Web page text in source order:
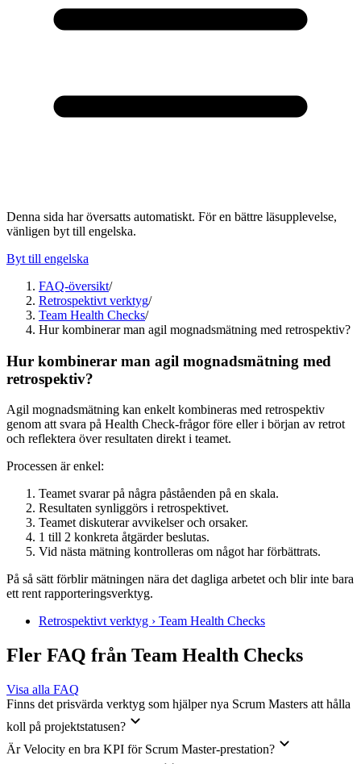
Denna sida har översatts automatiskt. För en bättre läsupplevelse,
vänligen byt till engelska.
Byt till engelska
FAQ-översikt/
Retrospektivt verktyg/
Team Health Checks/
Hur kombinerar man agil mognadsmätning med retrospektiv?
Hur kombinerar man agil mognadsmätning med
retrospektiv?
Agil mognadsmätning kan enkelt kombineras med retrospektiv
genom att svara på Health Check-frågor före eller i början av retrot
och reflektera över resultaten direkt i teamet.
Processen är enkel:
Teamet svarar på några påståenden på en skala.
Resultaten synliggörs i retrospektivet.
Teamet diskuterar avvikelser och orsaker.
1 till 2 konkreta åtgärder beslutas.
Vid nästa mätning kontrolleras om något har förbättrats.
På så sätt förblir mätningen nära det dagliga arbetet och blir inte bara
ett rent rapporteringsverktyg.
Retrospektivt verktyg › Team Health Checks
Fler FAQ från Team Health Checks
Visa alla FAQ
Finns det prisvärda verktyg som hjälper nya Scrum Masters att hålla
koll på projektstatusen?
Är Velocity en bra KPI för Scrum Master-prestation?